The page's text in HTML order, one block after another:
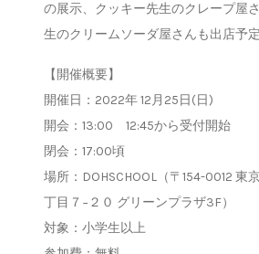
の展示、クッキー先生のクレープ屋
生のクリームソーダ屋さんも出店予定
【開催概要】
開催日：2022年 12月25日(日)
開会：13:00 12:45から受付開始
閉会：17:00頃
場所：DOHSCHOOL（〒154-0012 東
丁目７−２０ グリーンプラザ3F）
対象：小学生以上